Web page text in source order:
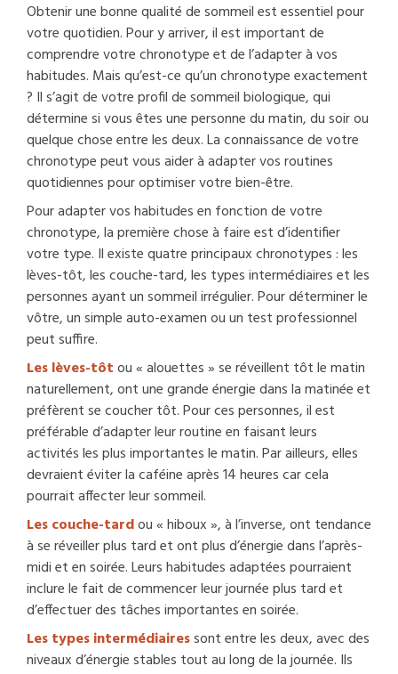
Obtenir une bonne qualité de sommeil est essentiel pour
votre quotidien. Pour y arriver, il est important de
comprendre votre chronotype et de l’adapter à vos
habitudes. Mais qu’est-ce qu’un chronotype exactement
? Il s’agit de votre profil de sommeil biologique, qui
détermine si vous êtes une personne du matin, du soir ou
quelque chose entre les deux. La connaissance de votre
chronotype peut vous aider à adapter vos routines
quotidiennes pour optimiser votre bien-être.
Pour adapter vos habitudes en fonction de votre
chronotype, la première chose à faire est d’identifier
votre type. Il existe quatre principaux chronotypes : les
lèves-tôt, les couche-tard, les types intermédiaires et les
personnes ayant un sommeil irrégulier. Pour déterminer le
vôtre, un simple auto-examen ou un test professionnel
peut suffire.
Les lèves-tôtou « alouettes » se réveillent tôt le matin
naturellement, ont une grande énergie dans la matinée et
préfèrent se coucher tôt. Pour ces personnes, il est
préférable d’adapter leur routine en faisant leurs
activités les plus importantes le matin. Par ailleurs, elles
devraient éviter la caféine après 14 heures car cela
pourrait affecter leur sommeil.
Les couche-tardou « hiboux », à l’inverse, ont tendance
à se réveiller plus tard et ont plus d’énergie dans l’après-
midi et en soirée. Leurs habitudes adaptées pourraient
inclure le fait de commencer leur journée plus tard et
d’effectuer des tâches importantes en soirée.
Les types intermédiairessont entre les deux, avec des
niveaux d’énergie stables tout au long de la journée. Ils